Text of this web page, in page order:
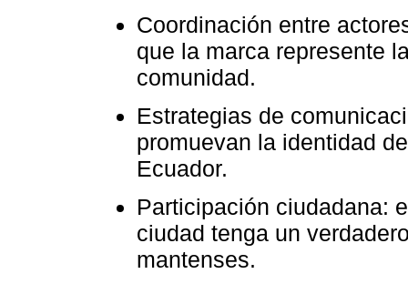
Coordinación entre
que la marca represente
comunidad.
Estrategias de
promuevan la identidad
Ecuador.
Participación ciudadana:
ciudad tenga un
mantenses.